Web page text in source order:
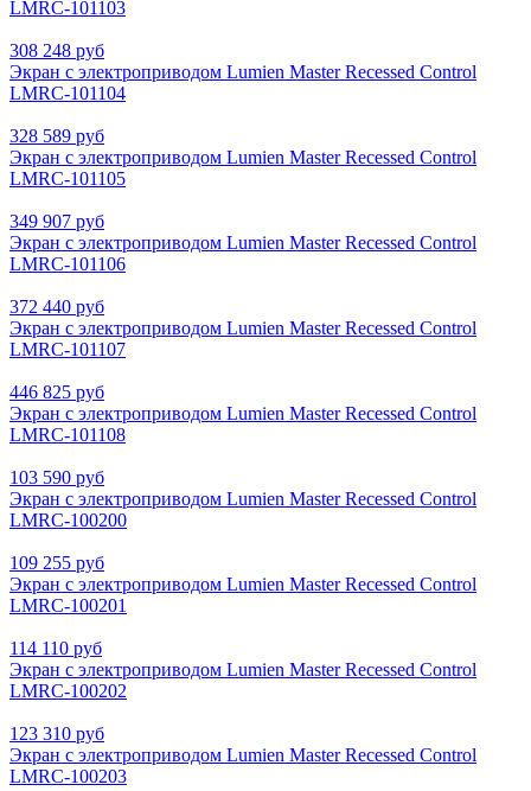
LMRC‑101103
308 248 руб
Экран с электроприводом Lumien Master Recessed Control
LMRC‑101104
328 589 руб
Экран с электроприводом Lumien Master Recessed Control
LMRC‑101105
349 907 руб
Экран с электроприводом Lumien Master Recessed Control
LMRC‑101106
372 440 руб
Экран с электроприводом Lumien Master Recessed Control
LMRC‑101107
446 825 руб
Экран с электроприводом Lumien Master Recessed Control
LMRC‑101108
103 590 руб
Экран с электроприводом Lumien Master Recessed Control
LMRC-100200
109 255 руб
Экран с электроприводом Lumien Master Recessed Control
LMRC-100201
114 110 руб
Экран с электроприводом Lumien Master Recessed Control
LMRC-100202
123 310 руб
Экран с электроприводом Lumien Master Recessed Control
LMRC-100203